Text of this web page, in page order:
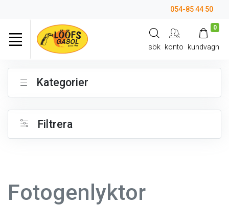
054-85 44 50
sök konto
0
kundvagn
Kategorier
Filtrera
Fotogenlyktor